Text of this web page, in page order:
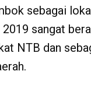
sebagai
sangat
NTB dan